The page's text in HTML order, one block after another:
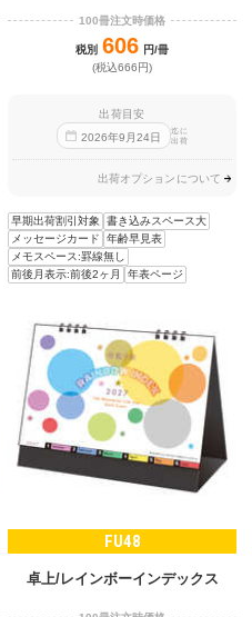
100冊注文時価格
税別 606 円/冊
(税込666円)
出荷目安
2026年9 月24日
迄に
出荷
出荷オプションについて
早期出荷割引対象
書き込みスペース大
メッセージカード
年齢早見表
メモスペース:罫線無し
前後月表示:前後2ヶ月
年表ページ
FU48
卓上/レインボーインデックス